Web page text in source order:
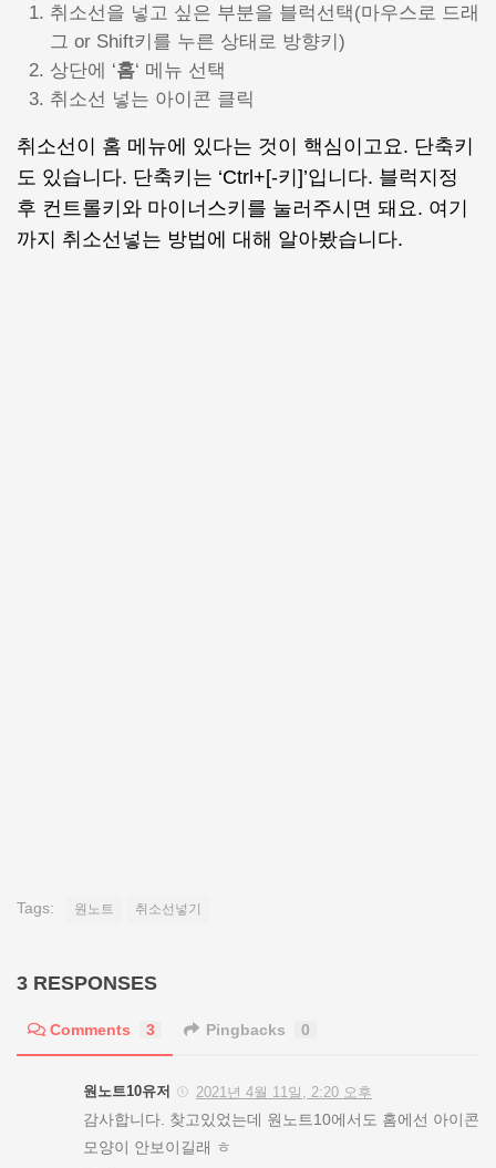
취소선을 넣고 싶은 부분을 블럭선택(마우스로 드래
그 or Shift키를 누른 상태로 방향키)
상단에 ‘홈‘ 메뉴 선택
취소선 넣는 아이콘 클릭
취소선이 홈 메뉴에 있다는 것이 핵심이고요. 단축키
도 있습니다. 단축키는 ‘Ctrl+[-키]’입니다. 블럭지정
후 컨트롤키와 마이너스키를 눌러주시면 돼요. 여기
까지 취소선넣는 방법에 대해 알아봤습니다.
Tags: 원노트 취소선넣기
3 RESPONSES
Comments 3 Pingbacks 0
원노트10유저 2021년 4월 11일, 2:20 오후
감사합니다. 찾고있었는데 원노트10에서도 홈에선 아이콘
모양이 안보이길래 ㅎ